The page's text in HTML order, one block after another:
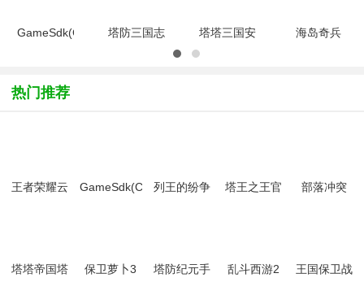
GameSdk(COK
版)v11.04.0
安卓版
塔防三国志
塔塔三国安
海岛奇兵
热门推荐
王者荣耀云
GameSdk(COK列王的纷争
塔王之王官
部落冲突
塔塔帝国塔
保卫萝卜3
塔防纪元手
乱斗西游2
王国保卫战